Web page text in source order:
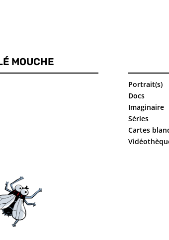
MOUCHE
Portrait(s)
Docs
Imaginaire
Séries
Cartes